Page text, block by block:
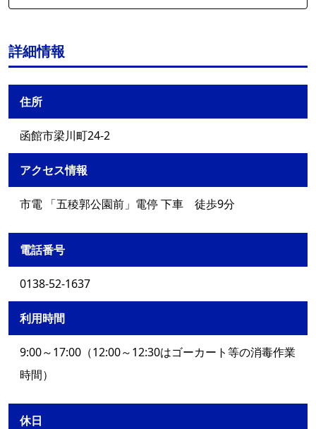
詳細情報
住所
函館市梁川町24-2
アクセス情報
市電 「五稜郭公園前」電停 下車 徒歩9分
電話番号
0138-52-1637
利用時間
9:00～17:00（12:00～12:30はゴーカート等の消毒作業
時間）
休日